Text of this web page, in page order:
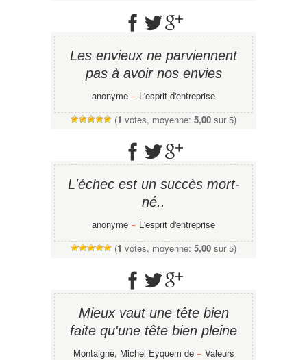
Les envieux ne parviennent
pas à avoir nos envies
anonyme − L'esprit d'entreprise
(1 votes, moyenne: 5,00 sur 5)
L'échec est un succès mort-
né..
anonyme − L'esprit d'entreprise
(1 votes, moyenne: 5,00 sur 5)
Mieux vaut une tête bien
faite qu'une tête bien pleine
Montaigne, Michel Eyquem de− Valeurs